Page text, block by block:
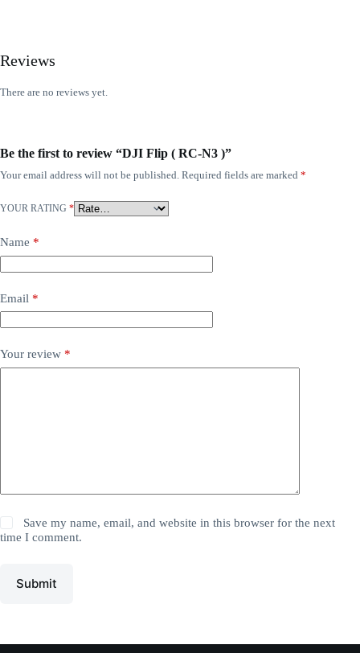
Reviews
There are no reviews yet.
Be the first to review “DJI Flip ( RC-N3 )”
Your email address will not be published. Required fields are marked *
YOUR RATING *
Name *
Email *
Your review *
Save my name, email, and website in this browser for the next
time I comment.
Submit